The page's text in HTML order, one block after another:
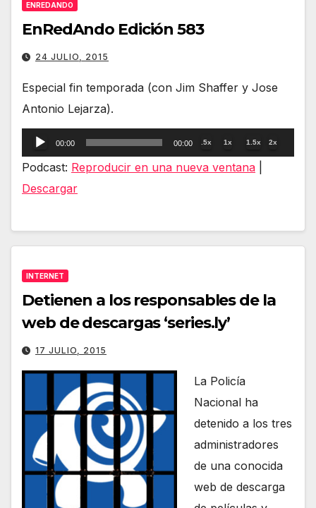
ENREDANDO
EnRedAndo Edición 583
24 JULIO, 2015
Especial fin temporada (con Jim Shaffer y Jose
Antonio Lejarza).
Reproductor
de
00:00 00:00 .5x 1x 1.5x 2x
Podcast: Reproducir en una nueva ventana
Descargar
INTERNET
Detienen a los responsables de la
web de descargas ‘series.ly’
17 JULIO, 2015
La Policía
Nacional ha
detenido a los tres
administradores
de una conocida
web de descarga